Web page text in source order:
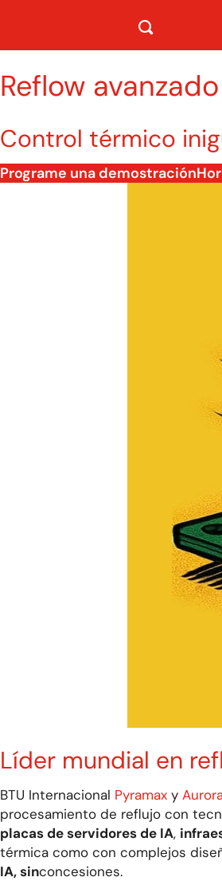
Reflow
Control térmico
Programe una demostración
Líder mundial en
BTU Internacional Pyramax y
procesamiento de reflujo con
placas de servidores de IA,
térmica como con complejos
IA, sinconcesiones.